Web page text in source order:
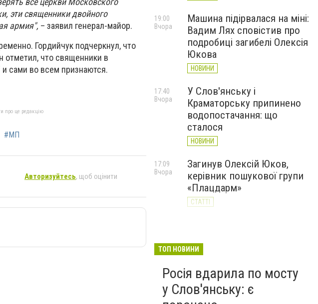
эти священники двойного
армия", – заявил генерал-майор.
Гордийчук подчеркнул, что
что священники в
и сами во всем признаются.
про це редакцію
#МП
Авторизуйтесь, щоб оцінити
Машина підірвалася на міні:
Вадим Лях сповістив про
подробиці загибелі Олексія
Юкова
НОВИНИ
19:00
Вчора
У Слов'янську і
Краматорську припинено
водопостачання: що
сталося
НОВИНИ
17:40
Вчора
Загинув Олексій Юков,
керівник пошукової групи
«Плацдарм»
СТАТТІ
17:09
Вчора
лише через електронну
слов’янцям
НОВИНИ
ТОП НОВИНИ
Росія вдарила по мосту
у Слов'янську: є